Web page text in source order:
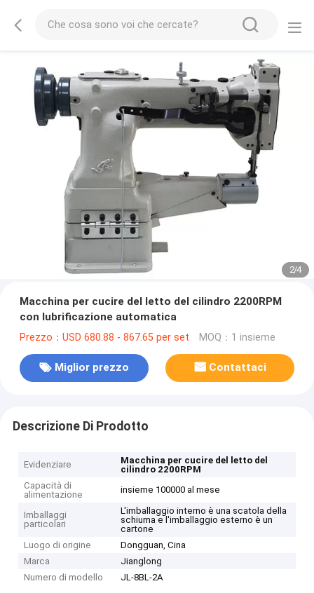
2/4
Macchina per cucire del letto del cilindro 2200RPM
con lubrificazione automatica
Prezzo：USD 680.88 - 867.65 per set MOQ：1 insieme
Miglior prezzo Contattaci
Descrizione Di Prodotto
Evidenziare
Macchina per cucire del letto del
cilindro 2200RPM
Capacità di
alimentazione
insieme 100000 al mese
Imballaggi
particolari
L'imballaggio interno è una scatola della
schiuma e l'imballaggio esterno è un
cartone
Luogo di origine
Dongguan, Cina
Marca
Jianglong
Numero di modello
JL-8BL-2A